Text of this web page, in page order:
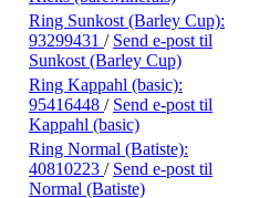
Ring Sunkost (Barley Cup):
93299431 / Send e-post til
Sunkost (Barley Cup)
Ring Kappahl (basic):
95416448 / Send e-post til
Kappahl (basic)
Ring Normal (Batiste):
40810223 / Send e-post til
Normal (Batiste)